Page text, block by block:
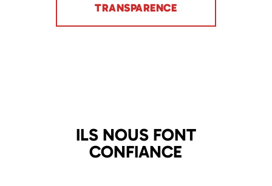
TRANSPARENCE
ILS NOUS FONT
CONFIANCE